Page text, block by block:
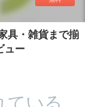
具・雑貨まで揃
ュー
ている